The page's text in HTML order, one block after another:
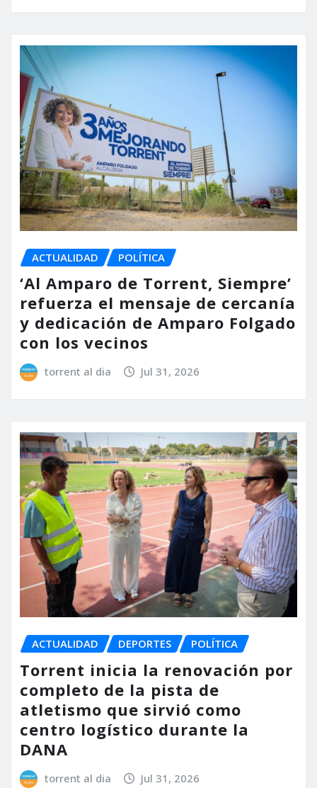
ACTUALIDAD POLÍTICA
‘Al Amparo de Torrent, Siempre’
refuerza el mensaje de cercanía
y dedicación de Amparo Folgado
con los vecinos
torrent al dia Jul 31, 2026
ACTUALIDAD DEPORTES POLÍTICA
Torrent inicia la renovación por
completo de la pista de
atletismo que sirvió como
centro logístico durante la
DANA
torrent al dia Jul 31, 2026